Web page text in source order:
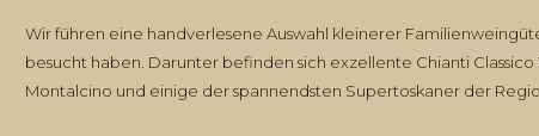
Wir führen eine handverlesene Auswahl kleinerer
besucht haben. Darunter befinden sich exzellente Chianti Classico
Montalcino und einige der spannendsten Supertoskaner der